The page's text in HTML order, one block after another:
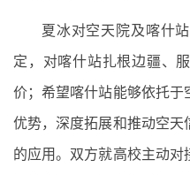
夏冰对空天院及喀什
定，对喀什站扎根边疆、
价；希望喀什站能够依托于
优势，深度拓展和推动空天
的应用。双方就高校主动